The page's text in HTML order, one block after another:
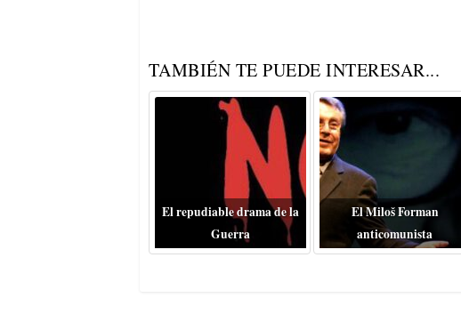
TAMBIÉN TE PUEDE INTERESAR...
El repudiable drama de la
Guerra
El Miloš Forman
anticomunista